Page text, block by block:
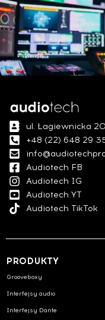
ul. Łagiewnicka
+48 (22) 648 29
Audiotech FB
Audiotech IG
Audiotech YT
Audiotech TikTok
PRODUKTY
Grooveboxy
Interfejsy audio
Interfejsy Dante